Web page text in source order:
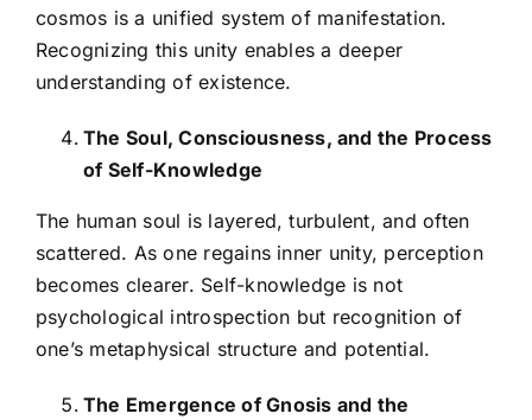
cosmos is a unified system of manifestation.
Recognizing this unity enables a deeper
understanding of existence.
The Soul, Consciousness, and the Process
of Self-Knowledge
The human soul is layered, turbulent, and often
scattered. As one regains inner unity, perception
becomes clearer. Self-knowledge is not
psychological introspection but recognition of
one’s metaphysical structure and potential.
The Emergence of Gnosis and the